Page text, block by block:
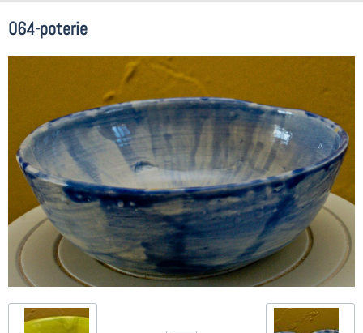
064-poterie